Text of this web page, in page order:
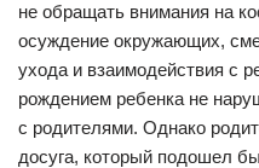
не обращать внимания на
осуждение окружающих,
ухода и взаимодействия с
рождением ребенка не
с родителями. Однако
досуга, который подошел